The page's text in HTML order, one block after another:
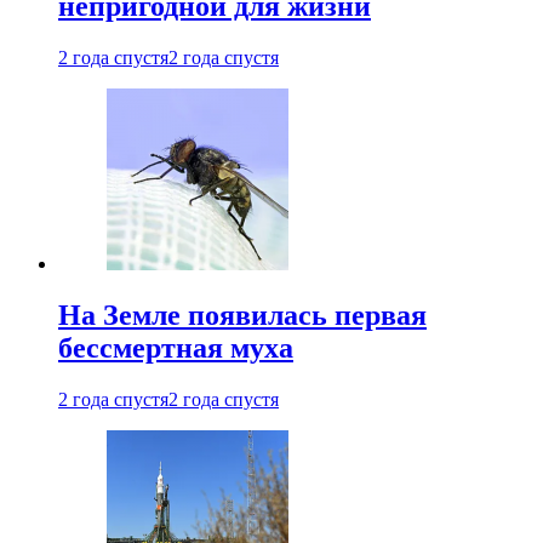
2 года спустя2 года спустя
На Земле появилась первая
бессмертная муха
2 года спустя2 года спустя